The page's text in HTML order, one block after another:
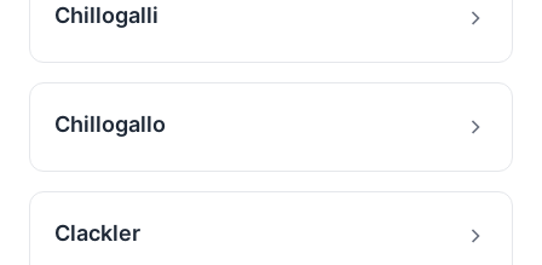
Chillogalli
Chillogallo
Clackler